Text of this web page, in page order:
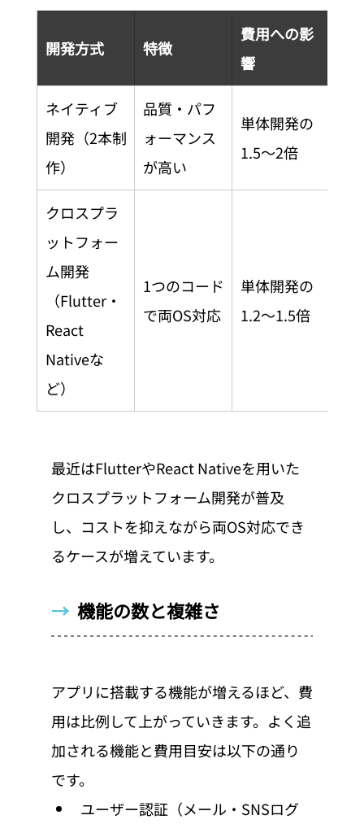
開発方式 特徴
費用への影
響
ネイティブ
開発（2本制
作）
品質・パフ
ォーマンス
が高い
単体開発の
1.5〜2倍
クロスプラ
ットフォー
ム開発
（Flutter・
React
Nativeな
ど）
1つのコード
で両OS対応
単体開発の
1.2〜1.5倍
最近はFlutterやReact Nativeを用いた
クロスプラットフォーム開発が普及
し、コストを抑えながら両OS対応でき
るケースが増えています。
→ 機能の数と複雑さ
アプリに搭載する機能が増えるほど、費
用は比例して上がっていきます。よく追
加される機能と費用目安は以下の通り
です。
ユーザー認証（メール・SNSログ